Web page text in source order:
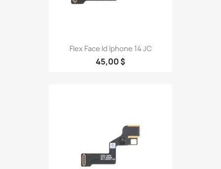
Flex Face Id Iphone 14 JC
45,00 $